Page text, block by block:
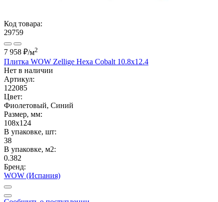
Код товара:
29759
7 958 ₽/м2
Плитка WOW Zellige Hexa Cobalt 10.8x12.4
Нет в наличии
Артикул:
122085
Цвет:
Фиолетовый, Синий
Размер, мм:
108x124
В упаковке, шт:
38
В упаковке, м2:
0.382
Бренд:
WOW (Испания)